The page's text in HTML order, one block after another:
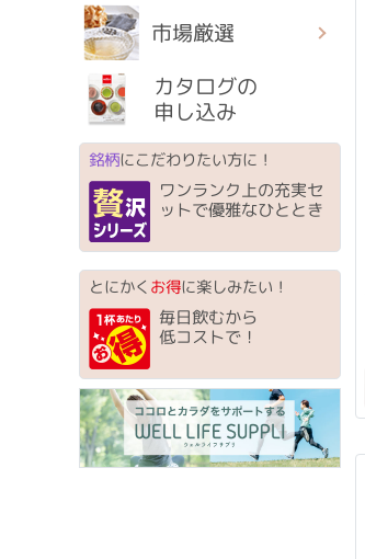
市場厳選
カタログの
申し込み
銘柄にこだわりたい方に！
ワンランク上の充実セ
ットで優雅なひととき
とにかく お得に楽しみたい！
毎日飲むから
低コストで！